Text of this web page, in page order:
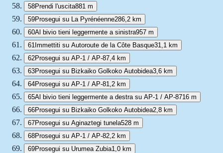
58Prendi l'uscita881 m
59Prosegui su La Pyrénéenne286,2 km
60Al bivio tieni leggermente a sinistra957 m
61 Immettiti su Autoroute de la Côte Basque31,1 km
62Prosegui su AP-1 / AP-87,4 km
63Prosegui su Bizkaiko Golkoko Autobidea3,6 km
64Prosegui su AP-1 / AP-81,2 km
65Al bivio tieni leggermente a destra su AP-1 / AP-8716 m
66Prosegui su Bizkaiko Golkoko Autobidea2,8 km
67Prosegui su Aginaztegi tunela528 m
68Prosegui su AP-1 / AP-82,2 km
69Prosegui su Urumea Zubia1,0 km